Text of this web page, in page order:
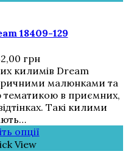
18409-129
грн
килимів Dream
малюнками та
в приємних,
Такі килими
опції
View